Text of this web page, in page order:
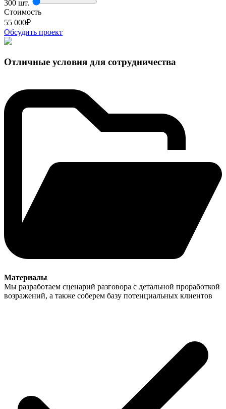
300 шт.
Стоимость
55 000₽
Обсудить проект
Отличные условия для сотрудничества
Материалы
Мы разработаем сценарий разговора с детальной проработкой
возражений, а также соберем базу потенциальных клиентов